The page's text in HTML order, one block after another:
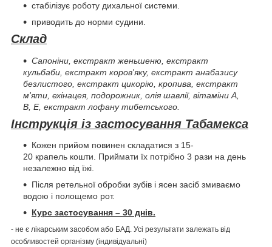
стабілізує роботу дихальної системи.
приводить до норми судини.
Склад
Сапоніни, екстракт женьшеню, екстракт
кульбаби, екстракт коров'яку, екстракт анабазису
безлистого, екстракт цикорію, кропива, екстракт
м'яти, ехінацея, подорожник, олія шавлії, вітаміни А,
В, Е, екстракт лофану тибетського.
Інструкція із застосування Табамекса
Кожен прийом повинен складатися з 15-
20 крапель кошти. Приймати їх потрібно 3 рази на день
незалежно від їжі.
Після ретельної обробки зубів і ясен засіб змиваємо
водою і полощемо рот.
Курс застосування – 30 днів.
- не є лікарським засобом або БАД. Усі результати залежать від
особливостей організму (індивідуальні)